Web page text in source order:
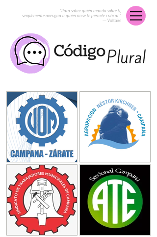
“Para saber quién manda sobre ti,
simplemente averigua a quién no se te permite criticar.”
― Voltaire